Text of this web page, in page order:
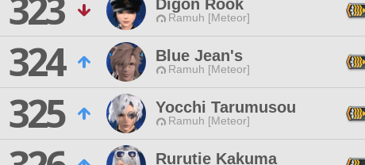
Digon Rook
Ramuh [Meteor]
324
Blue Jean's
Ramuh [Meteor]
325
Yocchi Tarumusou
Ramuh [Meteor]
Rurutie Kakuma